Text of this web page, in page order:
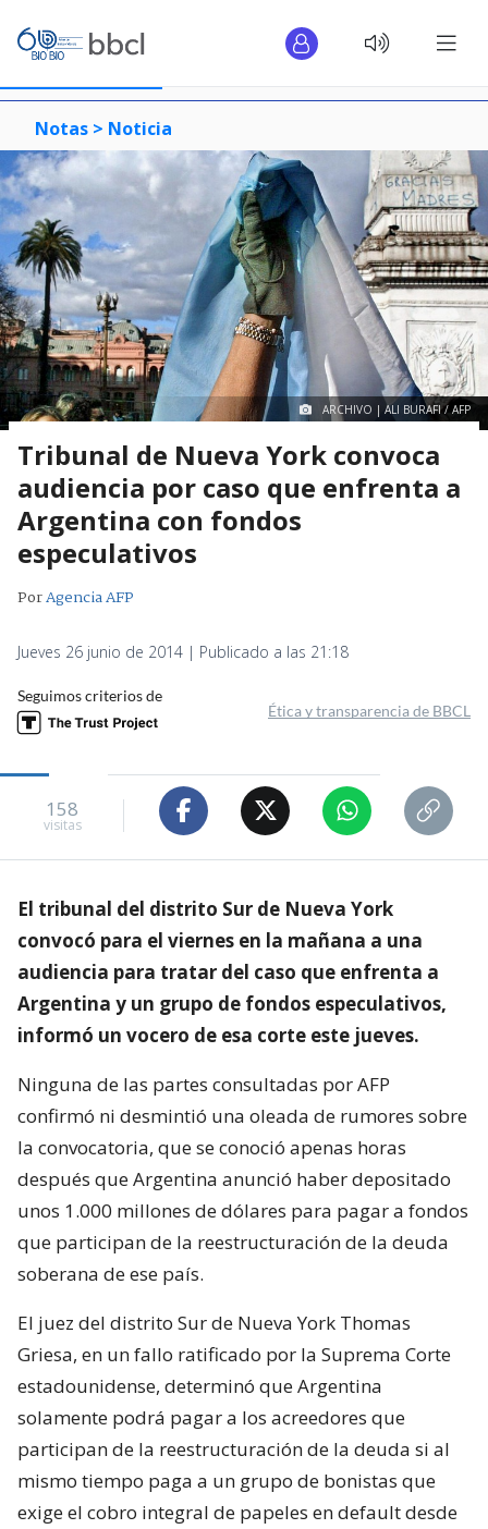
Notas > Noticia
ARCHIVO | ALI BURAFI / AFP
Tribunal de Nueva York convoca
audiencia por caso que enfrenta a
Argentina con fondos
especulativos
PorAgencia AFP
Jueves 26 junio de 2014 | Publicado a las 21:18
Seguimos criterios de
Ética y transparencia de BBCL
158
visitas
El tribunal del distrito Sur de Nueva York
convocó para el viernes en la mañana a una
audiencia para tratar del caso que enfrenta a
Argentina y un grupo de fondos especulativos,
informó un vocero de esa corte este jueves.
Ninguna de las partes consultadas por AFP
confirmó ni desmintió una oleada de rumores sobre
la convocatoria, que se conoció apenas horas
después que Argentina anunció haber depositado
unos 1.000 millones de dólares para pagar a fondos
que participan de la reestructuración de la deuda
soberana de ese país.
El juez del distrito Sur de Nueva York Thomas
Griesa, en un fallo ratificado por la Suprema Corte
estadounidense, determinó que Argentina
solamente podrá pagar a los acreedores que
participan de la reestructuración de la deuda si al
mismo tiempo paga a un grupo de bonistas que
exige el cobro integral de papeles en default desde